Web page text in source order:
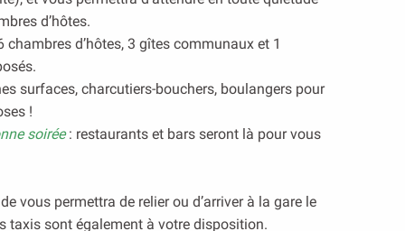
d’hôtes.
chambres d’hôtes, 3 gîtes communaux et 1
surfaces, charcutiers-bouchers, boulangers pour
!
soirée: restaurants et bars seront là pour vous
vous permettra de relier ou d’arriver à la gare le
taxis sont également à votre disposition.